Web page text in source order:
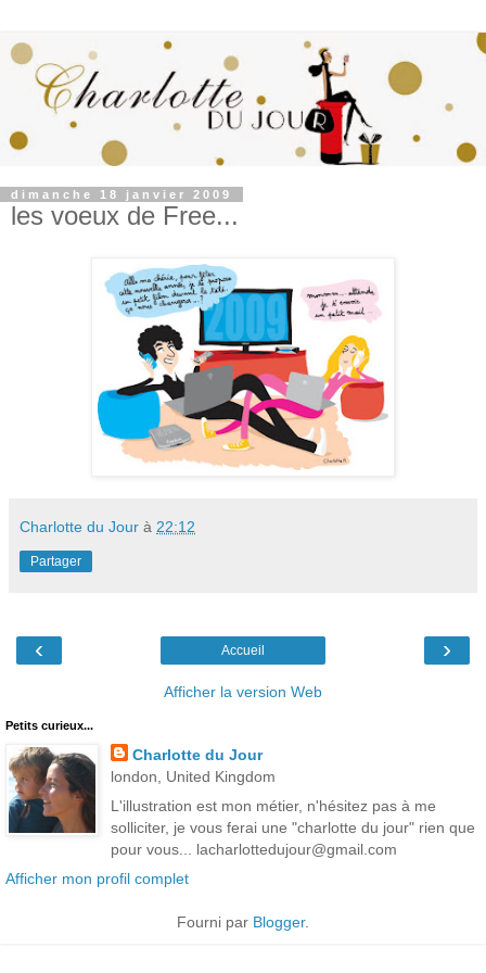
dimanche 18 janvier 2009
les voeux de Free...
Charlotte du Jour à 22:12
Partager
‹ ›
Accueil
Afficher la version Web
Petits curieux...
Charlotte du Jour
london, United Kingdom
L'illustration est mon métier, n'hésitez pas à me
solliciter, je vous ferai une "charlotte du jour" rien que
pour vous... lacharlottedujour@gmail.com
Afficher mon profil complet
Fourni par Blogger.